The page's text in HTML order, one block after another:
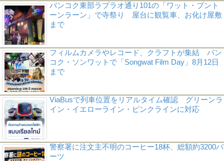
バンコク東部ラプラオ通り101の「ワット・ブント
ーンラーン」で寺祭り 屋台に観覧車、お化け屋敷
まで
フィルムカメラやレコード、クラフトが集結 バン
コク・ソンワットで「Songwat Film Day」8月12日
まで
ViaBusで列車位置をリアルタイム確認 グリーンラ
イン・イエローライン・ピンクラインに対応
警察署に注文主不明のコーヒー18杯、総額約3200バ
ーツ